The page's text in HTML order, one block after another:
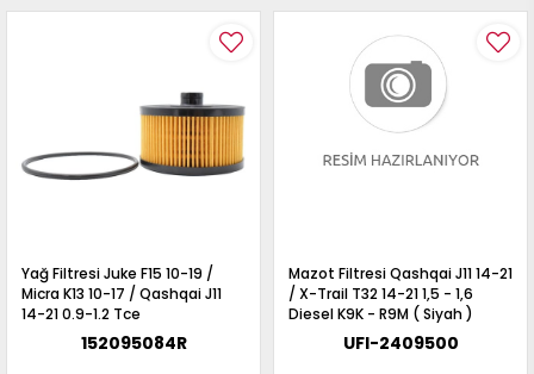
Yağ Filtresi Juke F15 10-19 /
Micra K13 10-17 / Qashqai J11
14-21 0.9-1.2 Tce
152095084R
Mazot Filtresi Qashqai J11 14-21
/ X-Trail T32 14-21 1,5 - 1,6
Diesel K9K - R9M ( Siyah )
UFI-2409500